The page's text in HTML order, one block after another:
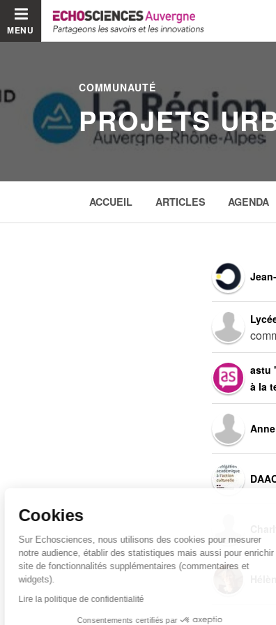
Cookies
Sur Echosciences, nous utilisons des cookies pour mesurer
notre audience, établir des statistiques mais aussi pour
site de fonctionnalités supplémentaires (commentaires et
widgets).
Lire la politique de confidentialité
Consentements certifiés par
MENU
COMMUNAUTÉ
PROJETS
ACCUEIL ARTICLES AGENDA
astu
à la